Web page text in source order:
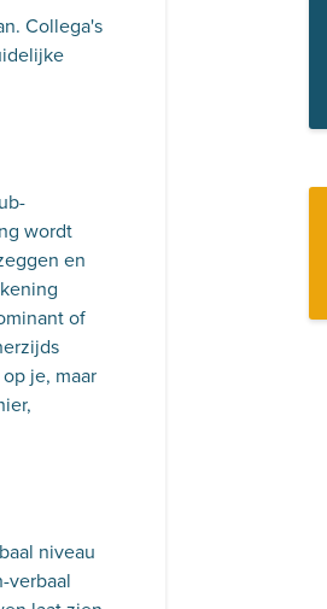
Collega's
wordt
en
of
je, maar
niveau
verbaal